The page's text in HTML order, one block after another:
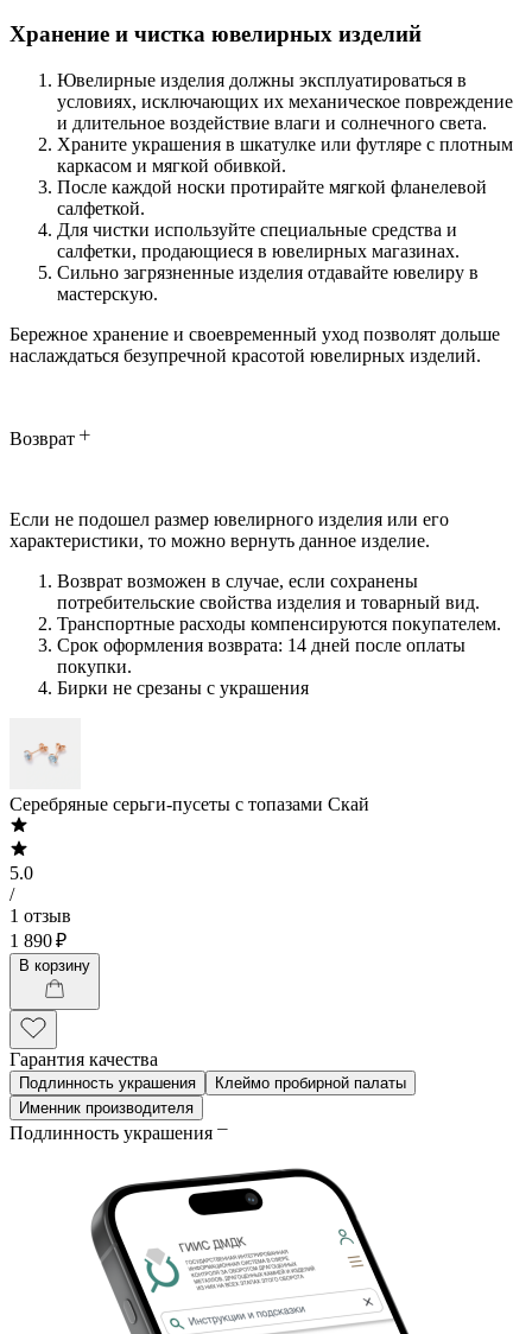
Хранение и чистка ювелирных изделий
Ювелирные изделия должны эксплуатироваться в
условиях, исключающих их механическое повреждение
и длительное воздействие влаги и солнечного света.
Храните украшения в шкатулке или футляре с плотным
каркасом и мягкой обивкой.
После каждой носки протирайте мягкой фланелевой
салфеткой.
Для чистки используйте специальные средства и
салфетки, продающиеся в ювелирных магазинах.
Сильно загрязненные изделия отдавайте ювелиру в
мастерскую.
Бережное хранение и своевременный уход позволят дольше
наслаждаться безупречной красотой ювелирных изделий.
Возврат
Если не подошел размер ювелирного изделия или его
характеристики, то можно вернуть данное изделие.
Возврат возможен в случае, если сохранены
потребительские свойства изделия и товарный вид.
Транспортные расходы компенсируются покупателем.
Срок оформления возврата: 14 дней после оплаты
покупки.
Бирки не срезаны с украшения
Серебряные серьги-пусеты с топазами Скай
5.0
/
1 отзыв
1 890 ₽
В корзину
Гарантия качества
Подлинность украшения
Клеймо пробирной палаты
Именник производителя
Подлинность украшения